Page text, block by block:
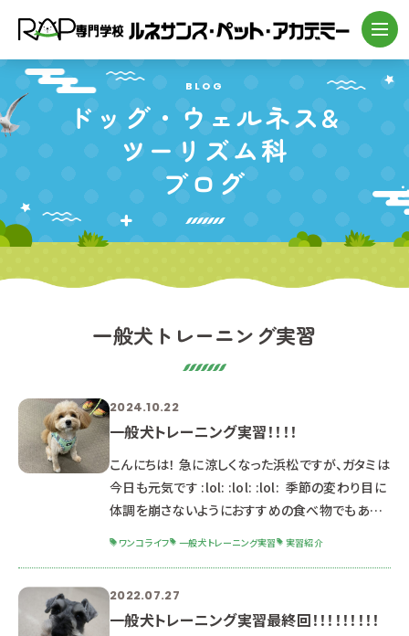
BLOG
ドッグ・ ウェルネス&
ツーリズム科
ブログ
一般犬トレーニング実習
2024.10.22
一般犬トレーニング実習！！！！
こんにちは！ 急に涼しくなった浜松ですが、ガタミは
今日も元気です :lol: :lol: :lol: 季節の変わり目に
体調を崩さないようにおすすめの食べ物でもあげ
日はぜひまわってみて頂戴 :-D さて今回は後期
の『一般犬トレーニング実習』の様子をお伝えする
ワンコライフ 一般犬トレーニング実習 実習紹介
2022.07.27
一般犬トレーニング実習最終回！！！！！！！！！